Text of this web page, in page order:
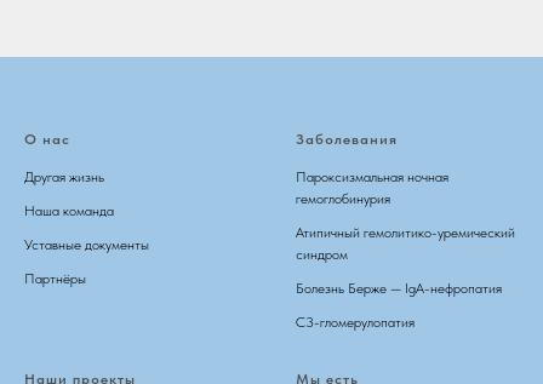
О нас
Другая жизнь
Наша команда
Уставные документы
Партнёры
Заболевания
Пароксизмальная ночная
гемоглобинурия
Атипичный гемолитико-уремический
синдром
Болезнь Берже — IgA-нефропатия
C3-гломерулопатия
Наши проекты Мы есть